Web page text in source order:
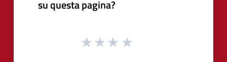
su questa pagina?